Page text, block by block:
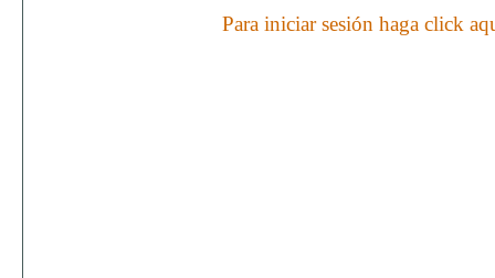
Para iniciar sesión haga click